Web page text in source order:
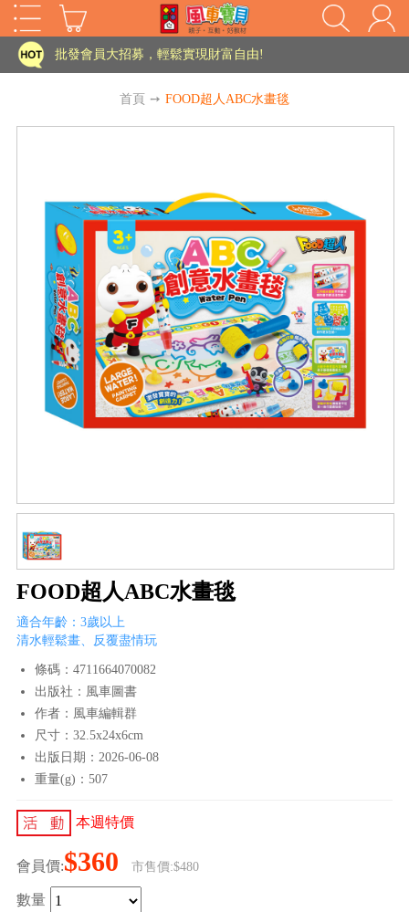
家長樂了!「風車書版集團暨FOOD超人企業總部」目前正興建中!
批發會員大招募，輕鬆實現財富自由!
老師您好!!幼教會員火熱招募中~
批發會員大招募，輕鬆實現財富自由!
老師您好!!幼教會員火熱招募中~
海外購物免煩惱！點我查看『海外購物流程說明』
首頁 ➙ FOOD超人ABC水畫毯
FOOD超人ABC水畫毯
適合年齡：3歲以上
清水輕鬆畫、反覆盡情玩
條碼：4711664070082
出版社：風車圖書
作者：風車編輯群
尺寸：32.5x24x6cm
出版日期：2026-06-08
重量(g)：507
本週特價
會員價:$360 市售價:$480
數量